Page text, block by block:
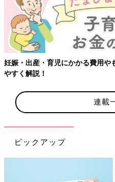
妊娠・出産・育児にかかる費用や
やすく解説！
連載
ピックアップ